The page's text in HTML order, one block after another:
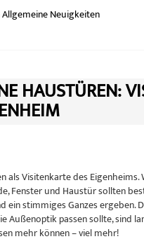
Allgemeine Neuigkeiten
HAUSTÜREN:
als Visitenkarte des
Fenster und Haustür sollten
ein stimmiges Ganzes ergeben.
Außenoptik passen sollte, sind
mehr können – viel mehr!